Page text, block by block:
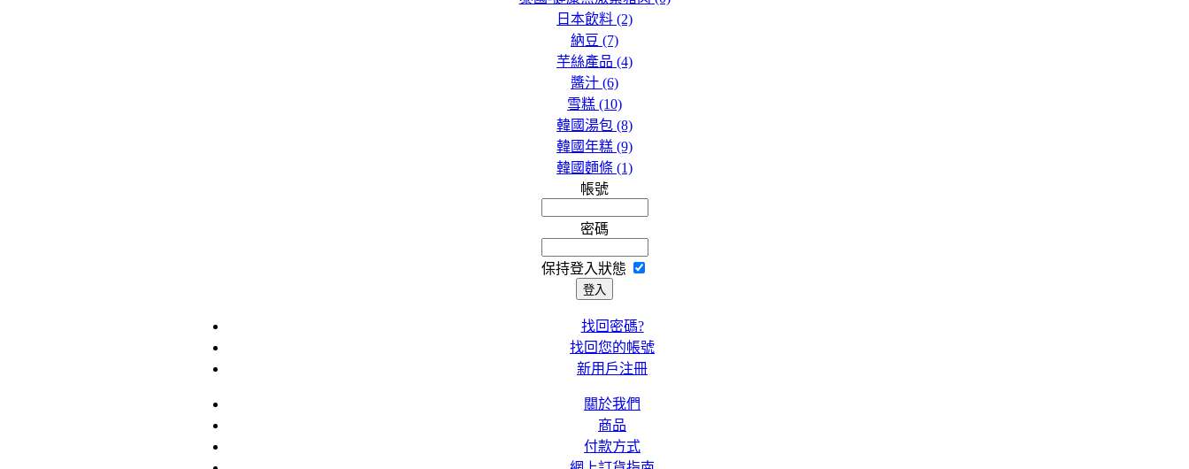
日本飲料 (2)
納豆 (7)
芋絲產品 (4)
醬汁 (6)
雪糕 (10)
韓國湯包 (8)
韓國年糕 (9)
韓國麵條 (1)
帳號
密碼
保持登入狀態
找回密碼?
找回您的帳號
新用戶注冊
關於我們
商品
付款方式